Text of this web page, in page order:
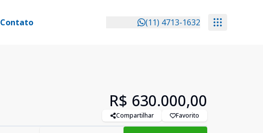
Contato (11) 4713-1632
R$ 630.000,00
Compartilhar Favorito